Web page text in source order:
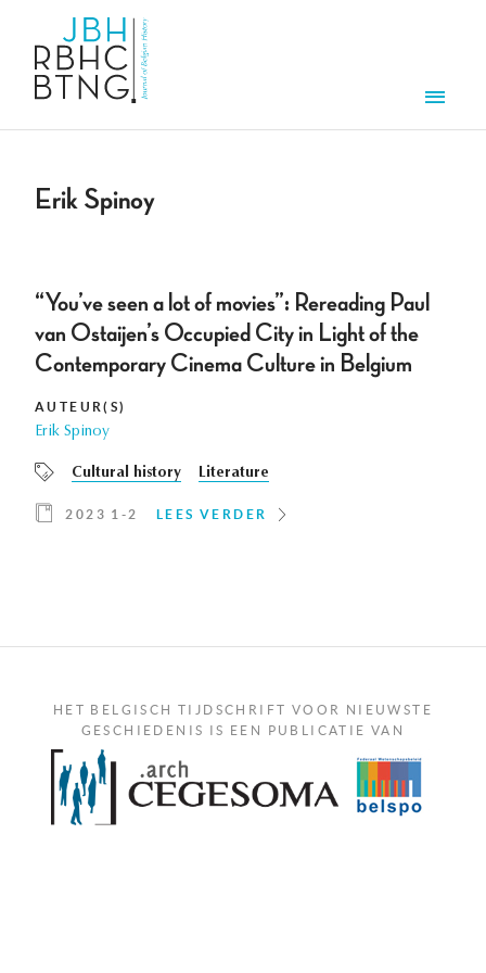
Erik Spinoy
“You’ve seen a lot of movies”: Rereading Paul
van Ostaijen’s Occupied City in Light of the
Contemporary Cinema Culture in Belgium
AUTEUR(S)
Erik Spinoy
Cultural history Literature
2023 1-2 LEES VERDER
HET BELGISCH TIJDSCHRIFT VOOR NIEUWSTE
GESCHIEDENIS IS EEN PUBLICATIE VAN